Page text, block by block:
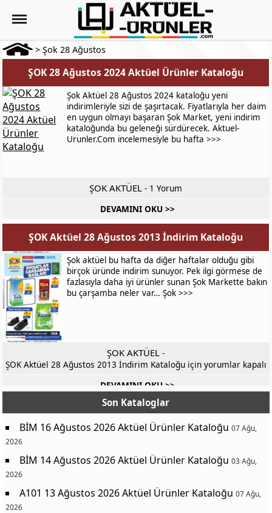
>Şok 28 Ağustos
ŞOK 28 Ağustos 2024 Aktüel Ürünler Kataloğu
Şok Aktüel 28 Ağustos 2024 kataloğu yeni
indirimleriyle sizi de şaşırtacak. Fiyatlarıyla her daim
en uygun olmayı başaran Şok Market, yeni indirim
kataloğunda bu geleneği sürdürecek. Aktuel-
Urunler.Com incelemesiyle bu hafta >>>
ŞOK AKTÜEL - 1 Yorum
DEVAMINI OKU >>
ŞOK Aktüel 28 Ağustos 2013 İndirim Kataloğu
Şok aktüel bu hafta da diğer haftalar olduğu gibi
birçok üründe indirim sunuyor. Pek ilgi görmese de
fazlasıyla daha iyi ürünler sunan Şok Markette bakın
bu çarşamba neler var… Şok >>>
ŞOK AKTÜEL -
ŞOK Aktüel 28 Ağustos 2013 İndirim Kataloğu içinyorumlar kapalı
DEVAMINI OKU >>
Son Kataloglar
BİM 16 Ağustos 2026 Aktüel Ürünler Kataloğu 07 Ağu,
2026
BİM 14 Ağustos 2026 Aktüel Ürünler Kataloğu 03 Ağu,
2026
A101 13 Ağustos 2026 Aktüel Ürünler Kataloğu 07 Ağu,
2026